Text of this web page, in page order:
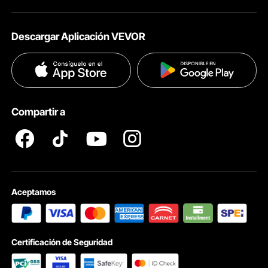
Ayuda & FAQs
Términos & Condiciones
Políticas de Privacidad
Descargar Aplicación VEVOR
Compartir a
Aceptamos
Certificación de Seguridad